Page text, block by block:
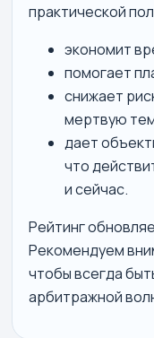
практической
экономит
помогает
снижает
мертвую
дает
что
и сейчас.
Рейтинг
Рекомендуем
чтобы всегда
арбитражной